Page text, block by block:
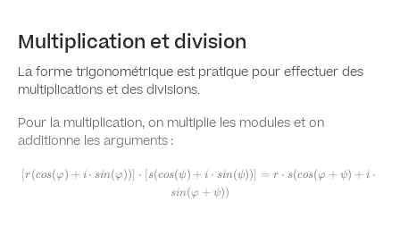
Multiplication et division
La forme trigonométrique est pratique pour effectuer des
multiplications et des divisions.
Pour la multiplication, on multiplie les modules et on
additionne les arguments :
\left[r(cos(\varphi)+i\cdot s i
n(\varphi))\right]\cdot\left[s(cos(\psi)+i\cdot
s i n(\psi))\right]=r\cdot
[r(cos(φ) + i ⋅ sin(φ))] ⋅ [s(cos(ψ) + i ⋅ sin(ψ))] = r ⋅ s(cos(φ + ψ) + i ⋅
sin(φ + ψ))